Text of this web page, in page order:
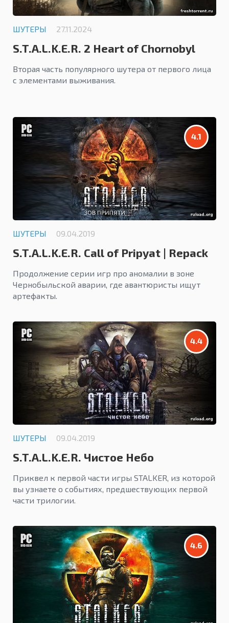
ШУТЕРЫ 27.11.2024
S.T.A.L.K.E.R. 2 Heart of Chornobyl
Вторая часть популярного шутера от первого лица
с элементами выживания.
4.1
ШУТЕРЫ 09.04.2019
S.T.A.L.K.E.R. Call of Pripyat | Repack
Продолжение серии игр про аномалии в зоне
Чернобыльской аварии, где авантюристы ищут
артефакты.
4.4
ШУТЕРЫ 09.04.2019
S.T.A.L.K.E.R. Чистое Небо
Приквел к первой части игры STALKER, из которой
вы узнаете о событиях, предшествующих первой
части трилогии.
4.6